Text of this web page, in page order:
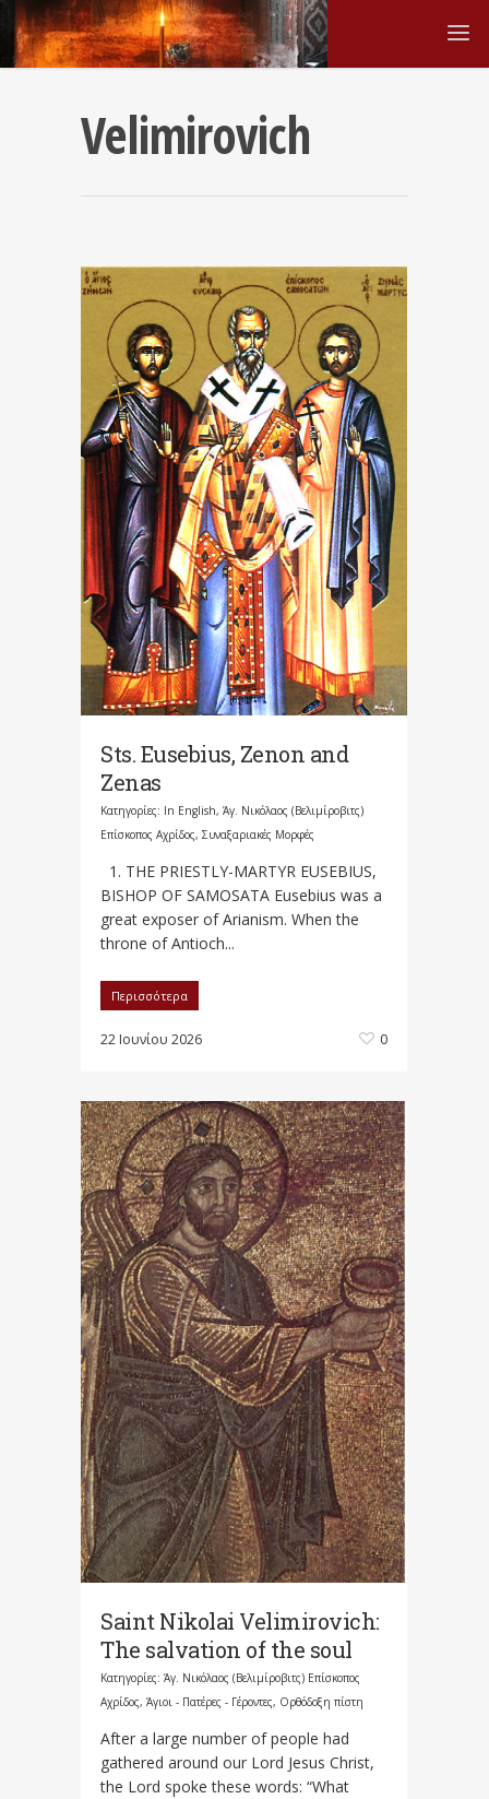
Velimirovich
Sts. Eusebius, Zenon and
Zenas
Κατηγορίες: In English, Άγ. Νικόλαος (Βελιμίροβιτς)
Επίσκοπος Αχρίδος, Συναξαριακές Μορφές
1. THE PRIESTLY-MARTYR EUSEBIUS,
BISHOP OF SAMOSATA Eusebius was a
great exposer of Arianism. When the
throne of Antioch...
Περισσότερα
22 Ιουνίου 2026 0
Saint Nikolai Velimirovich:
The salvation of the soul
Κατηγορίες: Άγ. Νικόλαος (Βελιμίροβιτς) Επίσκοπος
Αχρίδος, Άγιοι - Πατέρες - Γέροντες, Ορθόδοξη πίστη
After a large number of people had
gathered around our Lord Jesus Christ,
the Lord spoke these words: “What